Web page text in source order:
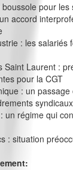
boussole pour
accord
: les salariés
Saint Laurent :
pour la CGT
: un
un régime qui
: situation